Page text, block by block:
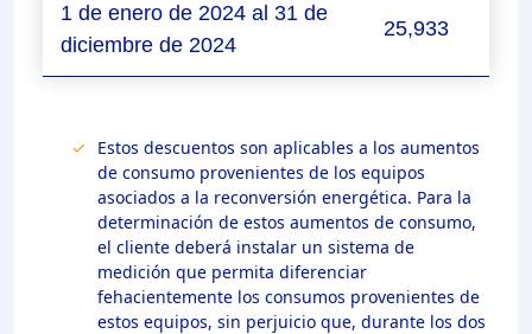
1 de enero de 2024 al 31 de
diciembre de 2024
25,933
Estos descuentos son aplicables a los aumentos
de consumo provenientes de los equipos
asociados a la reconversión energética. Para la
determinación de estos aumentos de consumo,
el cliente deberá instalar un sistema de
medición que permita diferenciar
fehacientemente los consumos provenientes de
estos equipos, sin perjuicio que, durante los dos